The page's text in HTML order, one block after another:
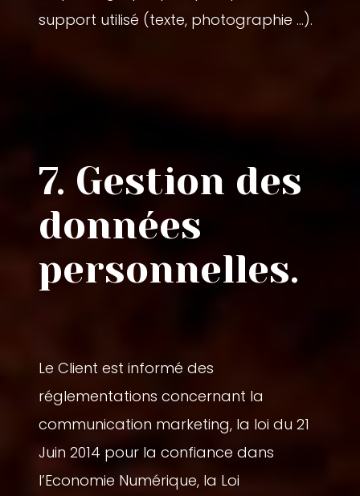
support utilisé (texte, photographie …).
7. Gestion des
données
personnelles.
Le Client est informé des
réglementations concernant la
communication marketing, la loi du 21
Juin 2014 pour la confiance dans
l’Economie Numérique, la Loi